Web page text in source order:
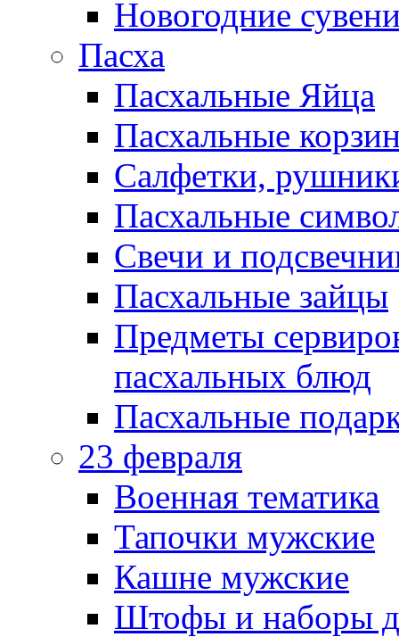
Новогодние
Пасха
Пасхальные Яйца
Пасхальные
Салфетки,
Пасхальные
Свечи и
Пасхальные зайцы
Предметы
пасхальных блюд
Пасхальные
23 февраля
Военная тематика
Тапочки мужские
Кашне мужские
Штофы и наборы